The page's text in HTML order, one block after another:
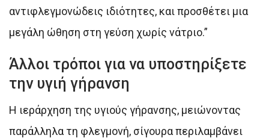
αντιφλεγμονώδεις ιδιότητες, και προσθέτει μια
μεγάλη ώθηση στη γεύση χωρίς νάτριο.”
Άλλοι τρόποι για να υποστηρίξετε
την υγιή γήρανση
Η ιεράρχηση της υγιούς γήρανσης, μειώνοντας
παράλληλα τη φλεγμονή, σίγουρα περιλαμβάνει